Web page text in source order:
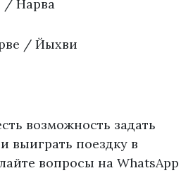
/ Нарва
/ Йыхви
возможность задать
выиграть поездку в
вопросы на WhatsApp